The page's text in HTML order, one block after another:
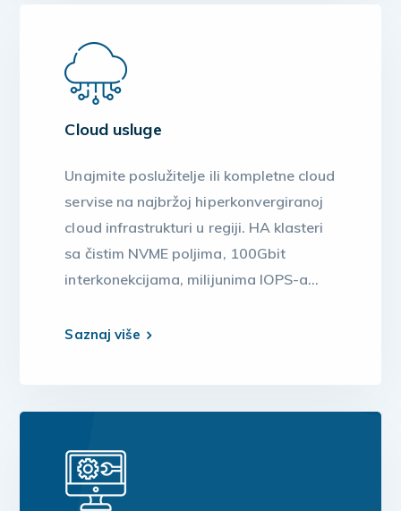
Cloud usluge
Unajmite poslužitelje ili kompletne cloud
servise na najbržoj hiperkonvergiranoj
cloud infrastrukturi u regiji. HA klasteri
sa čistim NVME poljima, 100Gbit
interkonekcijama, milijunima IOPS-a…
Saznaj više